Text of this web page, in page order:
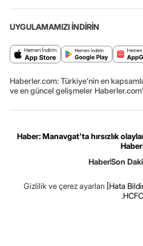
UYGULAMAMIZI İNDİRİN
Haberler.com: Türkiye’nin en
ve en güncel gelişmeler
Haber: Manavgat'ta hırsızlık
HaberSon
Gizlilik ve çerez ayarları [Hata